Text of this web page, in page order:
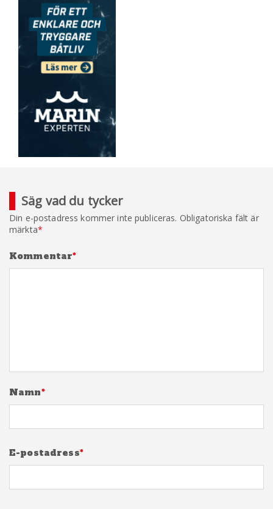
Säg vad du tycker
Din e-postadress kommer inte publiceras. Obligatoriska fält är
märkta*
Kommentar*
Namn*
E-postadress*